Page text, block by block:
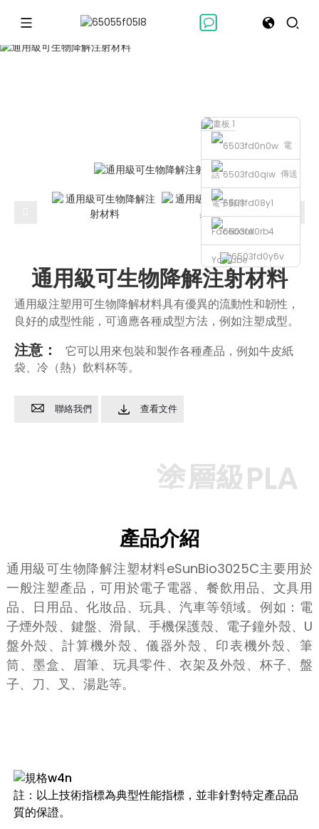
電
話 傳送
電子郵件
Facebook
Youtube
通用級可生物降解注射材料
通用級注塑用可生物降解材料具有優異的流動性和韌性，
良好的成型性能，可適應各種成型方法，例如注塑成型。
注意：
它可以用來包裝和製作各種產品，例如牛皮紙
袋、冷（熱）飲料杯等。
聯絡我們 查看文件
塗層級PLA
產品介紹
通用級可生物降解注塑材料eSunBio3025C主要用於
一般注塑產品，可用於電子電器、餐飲用品、文具用
品、日用品、化妝品、玩具、汽車等領域。例如：電
子煙外殼、鍵盤、滑鼠、手機保護殼、電子鐘外殼、U
盤外殼、計算機外殼、儀器外殼、印表機外殼、筆
筒、墨盒、眉筆、玩具零件、衣架及外殼、杯子、盤
子、刀、叉、湯匙等。
註：以上技術指標為典型性能指標，並非針對特定產品品
質的保證。